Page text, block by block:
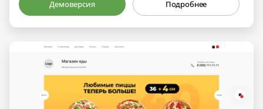
Демоверсия Подробнее